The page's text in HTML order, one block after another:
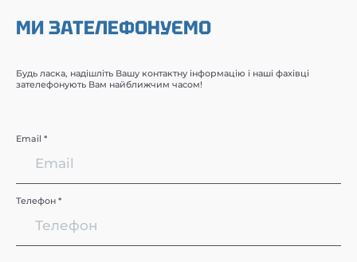
МИ ЗАТЕЛЕФОНУЄМО
Будь ласка, надішліть Вашу контактну інформацію і наші фахівці
зателефонують Вам найближчим часом!
Email *
Телефон *